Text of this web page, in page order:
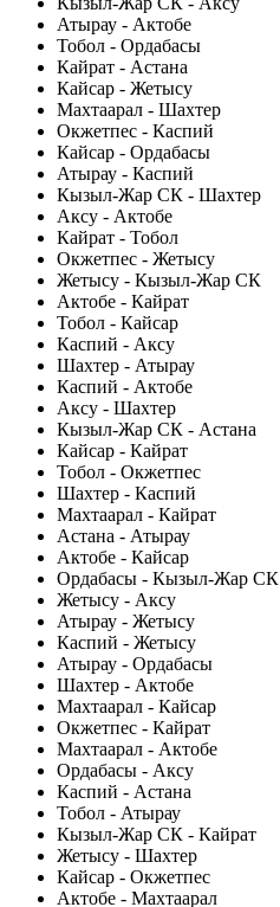
Атырау - Актобе
Тобол - Ордабасы
Кайрат - Астана
Кайсар - Жетысу
Махтаарал - Шахтер
Окжетпес - Каспий
Кайсар - Ордабасы
Атырау - Каспий
Кызыл-Жар СК - Шахтер
Аксу - Актобе
Кайрат - Тобол
Окжетпес - Жетысу
Жетысу - Кызыл-Жар СК
Актобе - Кайрат
Тобол - Кайсар
Каспий - Аксу
Шахтер - Атырау
Каспий - Актобе
Аксу - Шахтер
Кызыл-Жар СК - Астана
Кайсар - Кайрат
Тобол - Окжетпес
Шахтер - Каспий
Махтаарал - Кайрат
Астана - Атырау
Актобе - Кайсар
Ордабасы - Кызыл-Жар СК
Жетысу - Аксу
Атырау - Жетысу
Каспий - Жетысу
Атырау - Ордабасы
Шахтер - Актобе
Махтаарал - Кайсар
Окжетпес - Кайрат
Махтаарал - Актобе
Ордабасы - Аксу
Каспий - Астана
Тобол - Атырау
Кызыл-Жар СК - Кайрат
Жетысу - Шахтер
Кайсар - Окжетпес
Актобе - Махтаарал